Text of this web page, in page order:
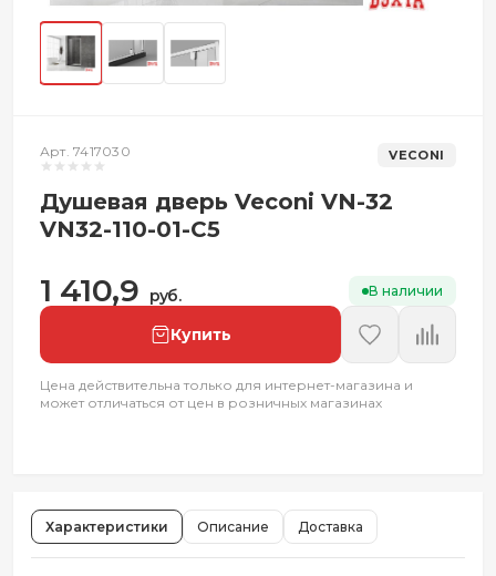
Арт. 7417030 VECONI
Душевая дверь Veconi VN-32
VN32-110-01-C5
1 410,9 руб. В наличии
Купить
Цена действительна только для интернет-магазина и
может отличаться от цен в розничных магазинах
Характеристики Описание Доставка